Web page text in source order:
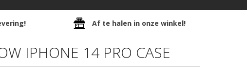
Af te halen in onze winkel!
IPHONE 14 PRO CASE